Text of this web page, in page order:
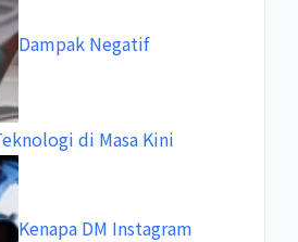
Dampak Negatif
di Masa Kini
Kenapa DM Instagram